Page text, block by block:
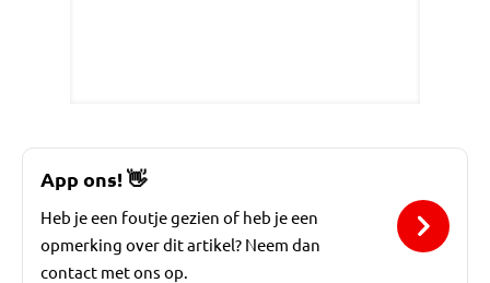
App ons!👋
Heb je een foutje gezien of heb je een
opmerking over dit artikel? Neem dan
contact met ons op.